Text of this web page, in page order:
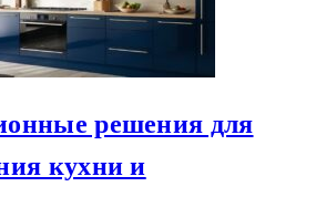
решения для
кухни и